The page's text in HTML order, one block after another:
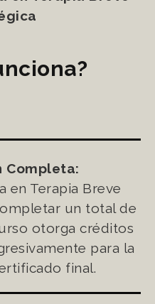
Completa:
en Terapia Breve
un total de
otorga créditos
para la
final.